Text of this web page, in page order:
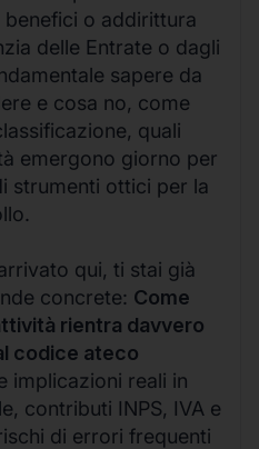
o addirittura
delle Entrate o dagli
sapere da
e cosa no, come
quali
emergono giorno per
strumenti ottici per la
qui, ti stai già
concrete: Come
rientra davvero
codice ateco
implicazioni reali in
contributi INPS, IVA e
di errori frequenti